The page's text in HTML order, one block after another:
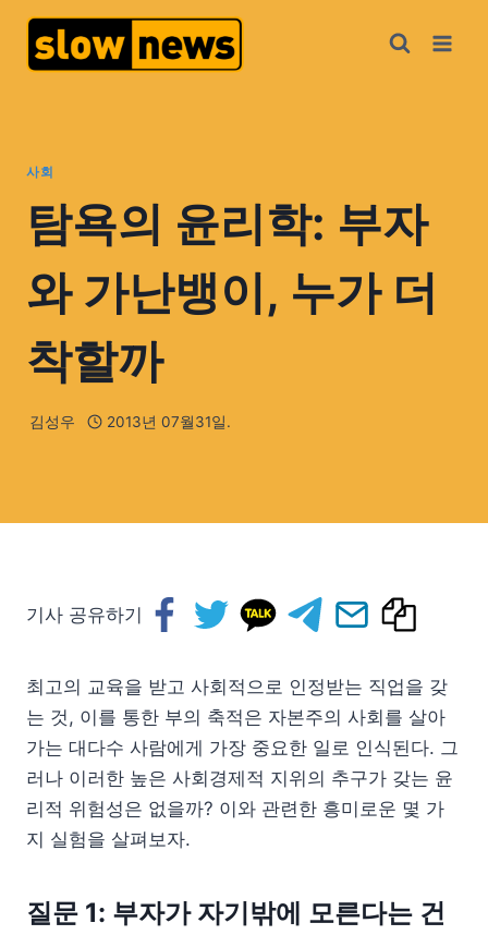
사회
탐욕의 윤리학: 부자
와 가난뱅이, 누가 더
착할까
김성우 2013년 07월31일.
기사 공유하기
최고의 교육을 받고 사회적으로 인정받는 직업을 갖
는 것, 이를 통한 부의 축적은 자본주의 사회를 살아
가는 대다수 사람에게 가장 중요한 일로 인식된다. 그
러나 이러한 높은 사회경제적 지위의 추구가 갖는 윤
리적 위험성은 없을까? 이와 관련한 흥미로운 몇 가
지 실험을 살펴보자.
질문 1: 부자가 자기밖에 모른다는 건